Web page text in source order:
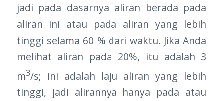
jadi pada dasarnya aliran berada pada
aliran ini atau pada aliran yang lebih
tinggi selama 60 % dari waktu. Jika Anda
melihat aliran pada 20%, itu adalah 3
m3/s; ini adalah laju aliran yang lebih
tinggi, jadi alirannya hanya pada atau